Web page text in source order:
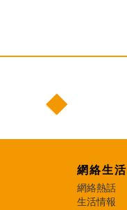
網絡生活
網絡熱話
生活情報